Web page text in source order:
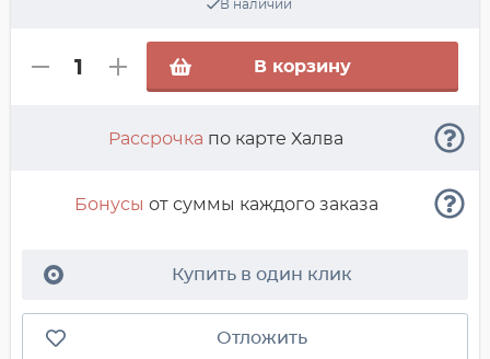
В наличии
В корзину
Рассрочка по карте Халва
Бонусы от суммы каждого заказа
Купить в один клик
Отложить